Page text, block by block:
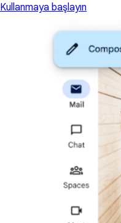
Kullanmaya başlayın